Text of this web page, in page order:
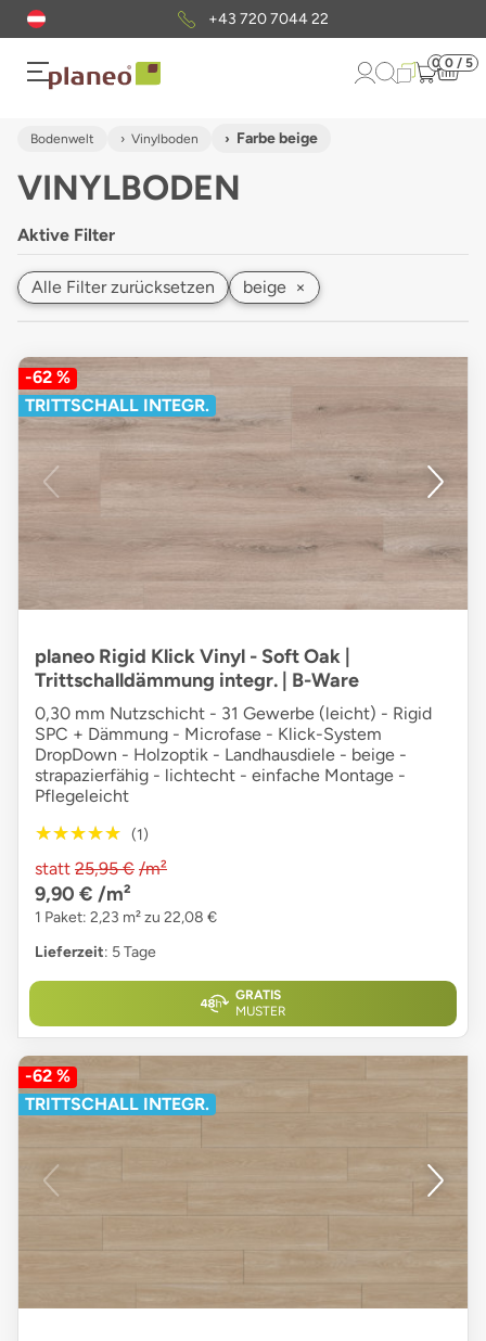
KostenloserMusterversand
0 0 / 5
Bodenwelt Vinylboden Farbe beige
VINYLBODEN
Aktive Filter
Alle Filter zurücksetzen beige ×
-62 %
TRITTSCHALL INTEGR.
planeo Rigid Klick Vinyl - Soft Oak |
Trittschalldämmung integr. | B-Ware
0,30 mm Nutzschicht - 31 Gewerbe (leicht) - Rigid
SPC + Dämmung - Microfase - Klick-System
DropDown - Holzoptik - Landhausdiele - beige -
strapazierfähig - lichtecht - einfache Montage -
Pflegeleicht
★★★★★
★★★★★ (1)
statt 25,95 € /m²
9,90 € /m²
1 Paket: 2,23 m² zu 22,08 €
Lieferzeit: 5 Tage
GRATIS
MUSTER
-62 %
TRITTSCHALL INTEGR.